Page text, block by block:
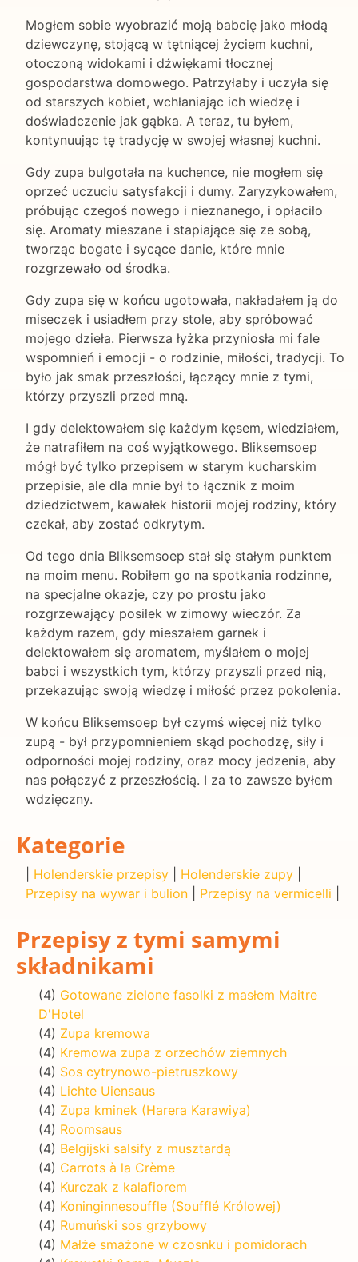
Mogłem sobie wyobrazić moją babcię jako młodą
dziewczynę, stojącą w tętniącej życiem kuchni,
otoczoną widokami i dźwiękami tłocznej
gospodarstwa domowego. Patrzyłaby i uczyła się
od starszych kobiet, wchłaniając ich wiedzę i
doświadczenie jak gąbka. A teraz, tu byłem,
kontynuując tę tradycję w swojej własnej kuchni.
Gdy zupa bulgotała na kuchence, nie mogłem się
oprzeć uczuciu satysfakcji i dumy. Zaryzykowałem,
próbując czegoś nowego i nieznanego, i opłaciło
się. Aromaty mieszane i stapiające się ze sobą,
tworząc bogate i sycące danie, które mnie
rozgrzewało od środka.
Gdy zupa się w końcu ugotowała, nakładałem ją do
miseczek i usiadłem przy stole, aby spróbować
mojego dzieła. Pierwsza łyżka przyniosła mi fale
wspomnień i emocji - o rodzinie, miłości, tradycji. To
było jak smak przeszłości, łączący mnie z tymi,
którzy przyszli przed mną.
I gdy delektowałem się każdym kęsem, wiedziałem,
że natrafiłem na coś wyjątkowego. Bliksemsoep
mógł być tylko przepisem w starym kucharskim
przepisie, ale dla mnie był to łącznik z moim
dziedzictwem, kawałek historii mojej rodziny, który
czekał, aby zostać odkrytym.
Od tego dnia Bliksemsoep stał się stałym punktem
na moim menu. Robiłem go na spotkania rodzinne,
na specjalne okazje, czy po prostu jako
rozgrzewający posiłek w zimowy wieczór. Za
każdym razem, gdy mieszałem garnek i
delektowałem się aromatem, myślałem o mojej
babci i wszystkich tym, którzy przyszli przed nią,
przekazując swoją wiedzę i miłość przez pokolenia.
W końcu Bliksemsoep był czymś więcej niż tylko
zupą - był przypomnieniem skąd pochodzę, siły i
odporności mojej rodziny, oraz mocy jedzenia, aby
nas połączyć z przeszłością. I za to zawsze byłem
wdzięczny.
Kategorie
Holenderskie przepisy Holenderskie zupy
Przepisy na wywar i bulion
Przepisy na vermicelli
Przepisy z tymi samymi
składnikami
(4) Gotowane zielone fasolki z masłem Maitre
D'Hotel
(4) Zupa kremowa
(4) Kremowa zupa z orzechów ziemnych
(4) Sos cytrynowo-pietruszkowy
(4) Lichte Uiensaus
(4) Zupa kminek (Harera Karawiya)
(4) Roomsaus
(4) Belgijski salsify z musztardą
(4) Carrots à la Crème
(4) Kurczak z kalafiorem
(4) Koninginnesouffle (Soufflé Królowej)
(4) Rumuński sos grzybowy
(4) Małże smażone w czosnku i pomidorach